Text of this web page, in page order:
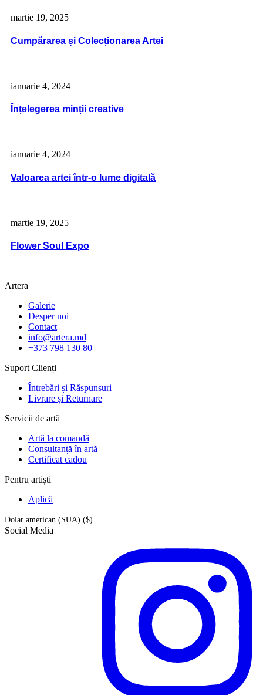
martie 19, 2025
Cumpărarea și Colecționarea Artei
ianuarie 4, 2024
Înțelegerea minții creative
ianuarie 4, 2024
Valoarea artei într-o lume digitală
martie 19, 2025
Flower Soul Expo
Artera
Galerie
Desper noi
Contact
info@artera.md
+373 798 130 80
Suport Clienți
Întrebări și Răspunsuri
Livrare și Returnare
Servicii de artă
Artă la comandă
Consultanță în artă
Certificat cadou
Pentru artiști
Aplică
Dolar american (SUA) ($)
Social Media